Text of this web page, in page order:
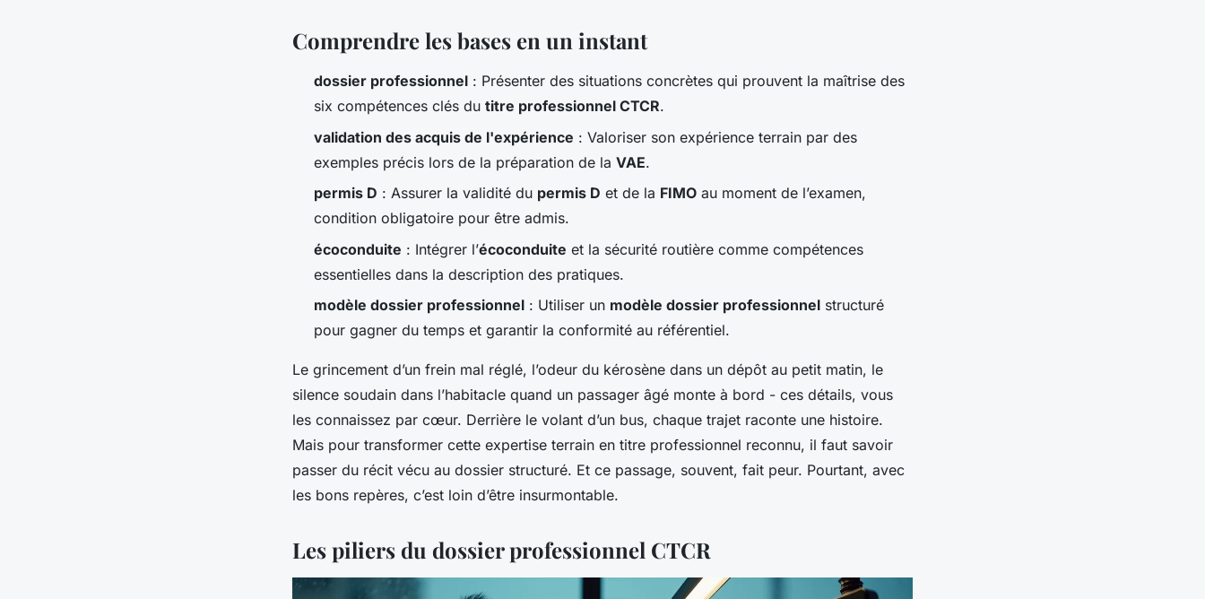
Comprendre les bases en un instant
dossier professionnel : Présenter des situations concrètes qui prouvent la maîtrise des
six compétences clés du titre professionnel CTCR.
validation des acquis de l'expérience : Valoriser son expérience terrain par des
exemples précis lors de la préparation de la VAE.
permis D : Assurer la validité du permis D et de la FIMO au moment de l’examen,
condition obligatoire pour être admis.
écoconduite : Intégrer l’écoconduite et la sécurité routière comme compétences
essentielles dans la description des pratiques.
modèle dossier professionnel : Utiliser un modèle dossier professionnel structuré
pour gagner du temps et garantir la conformité au référentiel.
Le grincement d’un frein mal réglé, l’odeur du kérosène dans un dépôt au petit matin, le
silence soudain dans l’habitacle quand un passager âgé monte à bord - ces détails, vous
les connaissez par cœur. Derrière le volant d’un bus, chaque trajet raconte une histoire.
Mais pour transformer cette expertise terrain en titre professionnel reconnu, il faut savoir
passer du récit vécu au dossier structuré. Et ce passage, souvent, fait peur. Pourtant, avec
les bons repères, c’est loin d’être insurmontable.
Les piliers du dossier professionnel CTCR